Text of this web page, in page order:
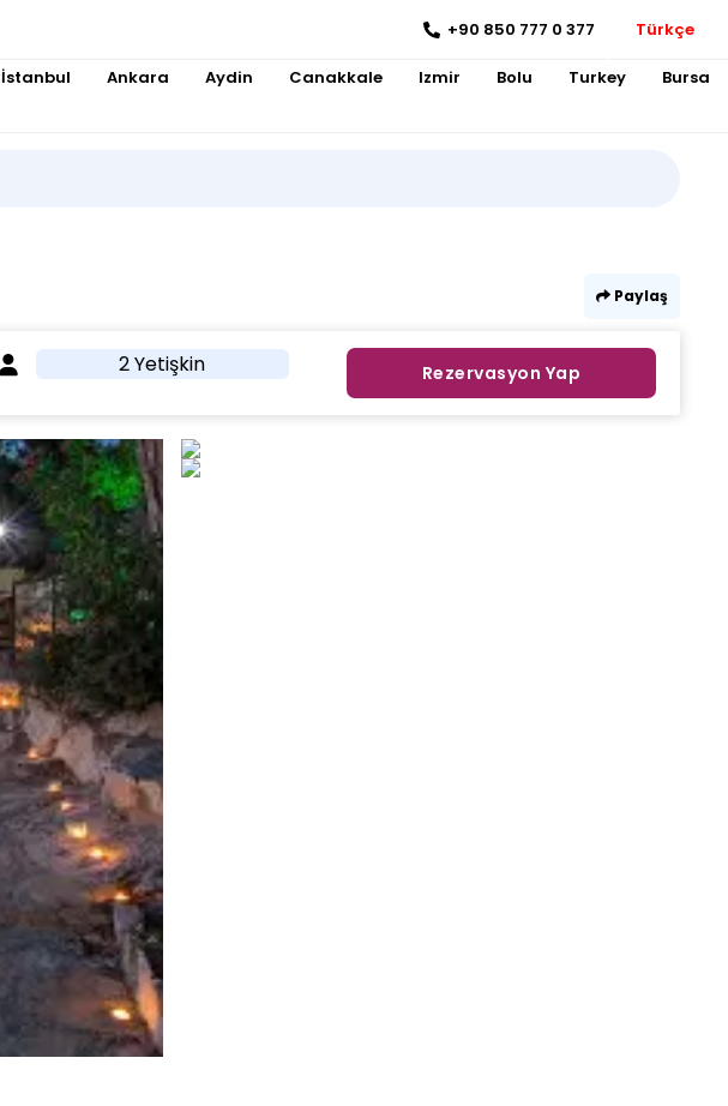
+90 850 777 0 377 Türkçe
İstanbul Ankara Aydin Canakkale Izmir Bolu Turkey Bursa
Paylaş
2 Yetişkin Rezervasyon Yap